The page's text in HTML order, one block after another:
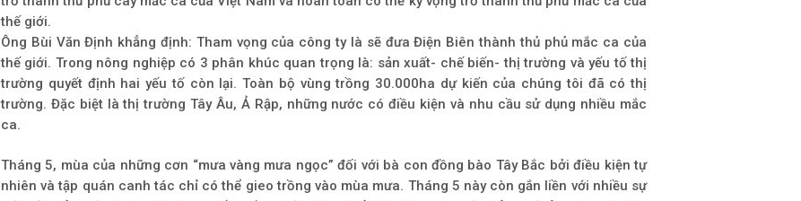
thế giới.
Ông Bùi Văn Định khẳng định: Tham vọng của công ty là sẽ đưa Điện Biên thành thủ phủ mắc ca của
thế giới. Trong nông nghiệp có 3 phân khúc quan trọng là: sản xuất- chế biến- thị trường và yếu tố thị
trường quyết định hai yếu tố còn lại. Toàn bộ vùng trồng 30.000ha dự kiến của chúng tôi đã có thị
trường. Đặc biệt là thị trường Tây Âu, Ả Rập, những nước có điều kiện và nhu cầu sử dụng nhiều mắc
ca.
Tháng 5, mùa của những cơn “mưa vàng mưa ngọc” đối với bà con đồng bào Tây Bắc bởi điều kiện tự
nhiên và tập quán canh tác chỉ có thể gieo trồng vào mùa mưa. Tháng 5 này còn gắn liền với nhiều sự